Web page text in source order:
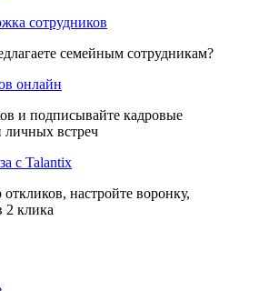
сотрудников
семейным сотрудникам?
онлайн
и подписывайте кадровые
личных встреч
с Talantix
настройте воронку,
2 клика